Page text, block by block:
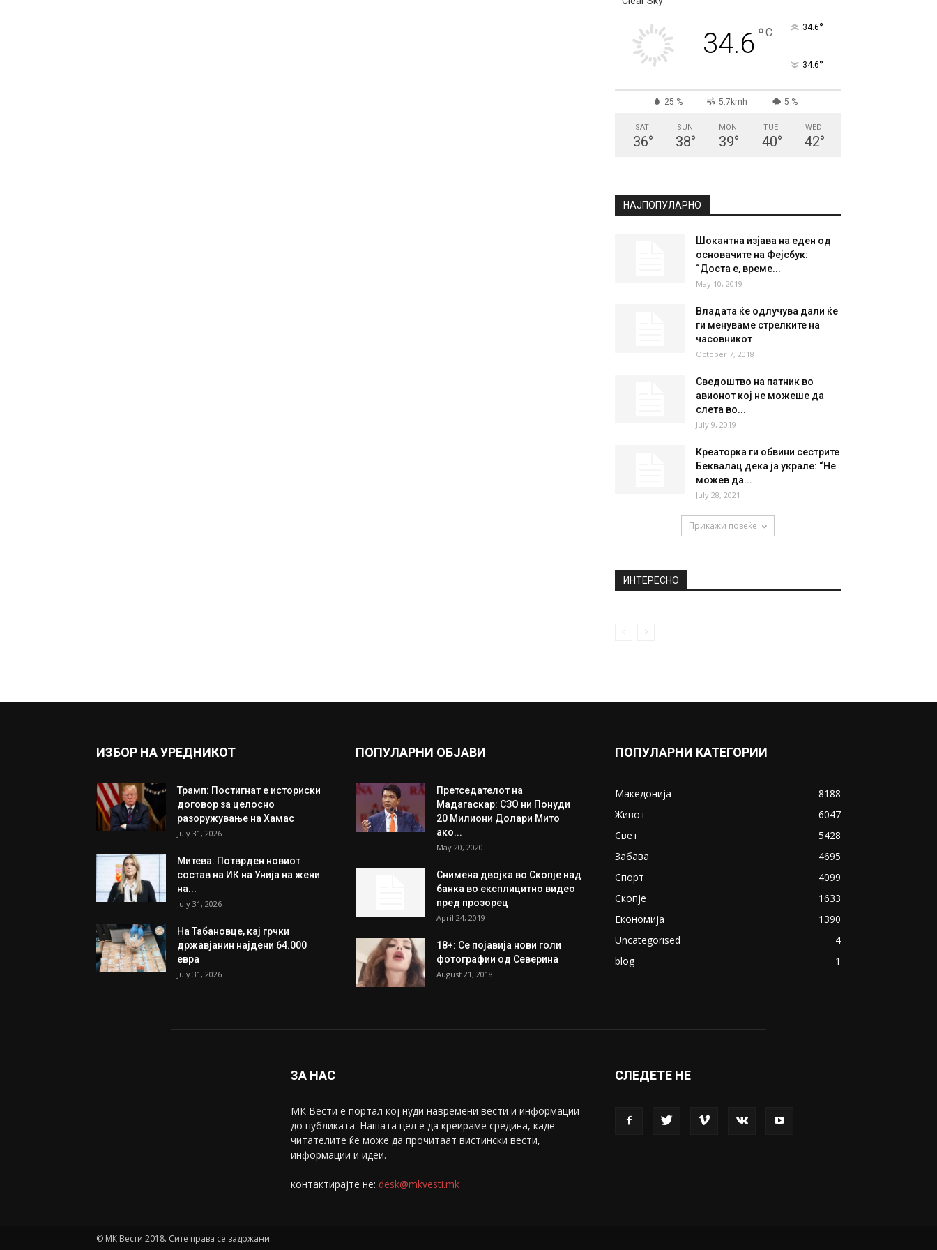
34.6°C 34.6°
34.6°
25 % 5.7kmh 5 %
SAT
36°
SUN
38°
MON
39°
TUE
40°
WED
42°
НАЈПОПУЛАРНО
Шокантна изјава на еден од
основачите на Фејсбук:
“Доста е, време...
May 10, 2019
Владата ќе одлучува дали ќе
ги менуваме стрелките на
часовникот
October 7, 2018
Сведоштво на патник во
авионот кој не можеше да
слета во...
July 9, 2019
Креаторка ги обвини сестрите
Беквалац дека ја украле: “Не
можев да...
July 28, 2021
Прикажи повеќе
ИНТЕРЕСНО
ИЗБОР НА УРЕДНИКОТ
Трамп: Постигнат е историски
договор за целосно
разоружување на Хамас
July 31, 2026
Митева: Потврден новиот
состав на ИК на Унија на жени
на...
July 31, 2026
На Табановце, кај грчки
државјанин најдени 64.000
евра
July 31, 2026
ПОПУЛАРНИ ОБЈАВИ
Претседателот на
Мадагаскар: СЗО ни Понуди
20 Милиони Долари Мито
ако...
May 20, 2020
Снимена двојка во Скопје над
банка во експлицитно видео
пред прозорец
April 24, 2019
18+: Се појавија нови голи
фотографии од Северина
August 21, 2018
ПОПУЛАРНИ КАТЕГОРИИ
Македонија
8188
Живот
6047
Свет
5428
Забава
4695
Спорт
4099
Скопје
1633
Економија
1390
Uncategorised
4
blog
1
ЗА НАС
МК Вести е портал коj нуди навремени вести и информации
до публиката. Нашата цел е да креираме средина, каде
читателите ќе може да прочитаат вистински вести,
информации и идеи.
контактирајте не: desk@mkvesti.mk
СЛЕДЕТЕ НЕ
© МК Вести 2018. Сите права се задржани.